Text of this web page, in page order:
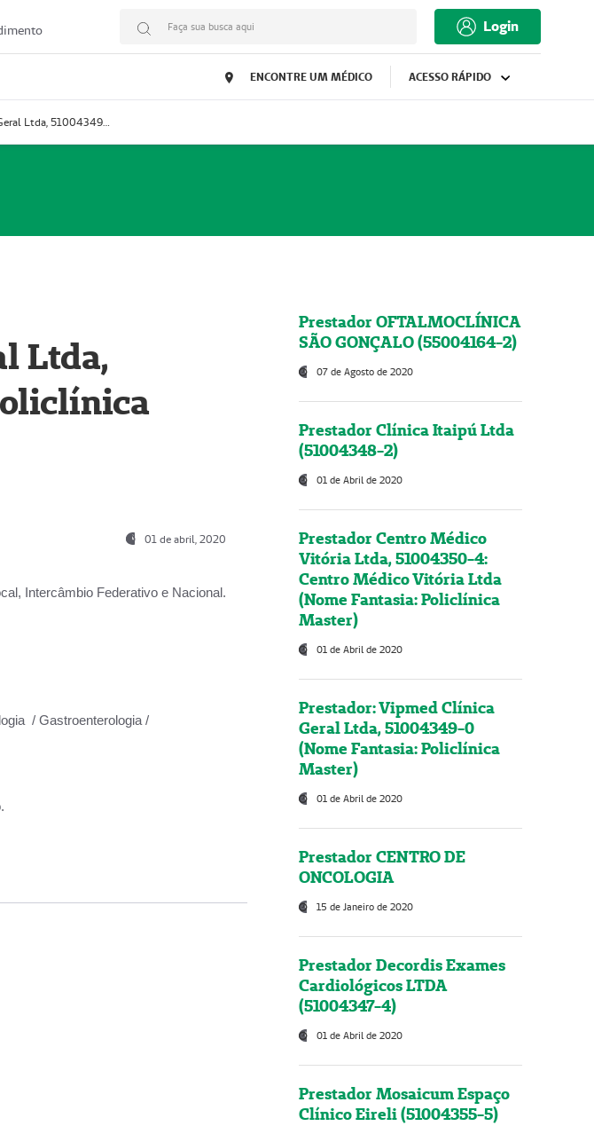
Faça sua busca aqui Login
ENCONTRE UM MÉDICO ACESSO RÁPIDO
Prestador: Vipmed Clínica Geral Ltda, 51004349-0 (Nome Fantasia: Policlínica Master)
Ltda,
01 de abril, 2020
Intercâmbio Federativo e Nacional.
/ Gastroenterologia /
Prestador OFTALMOCLÍNICA
SÃO GONÇALO (55004164-2)
07 de Agosto de 2020
Prestador Clínica Itaipú Ltda
(51004348-2)
01 de Abril de 2020
Prestador Centro Médico
Vitória Ltda, 51004350-4:
Centro Médico Vitória Ltda
(Nome Fantasia: Policlínica
Master)
01 de Abril de 2020
Prestador: Vipmed Clínica
Geral Ltda, 51004349-0
(Nome Fantasia: Policlínica
Master)
01 de Abril de 2020
Prestador CENTRO DE
ONCOLOGIA
15 de Janeiro de 2020
Prestador Decordis Exames
Cardiológicos LTDA
(51004347-4)
01 de Abril de 2020
Prestador Mosaicum Espaço
Clínico Eireli (51004355-5)